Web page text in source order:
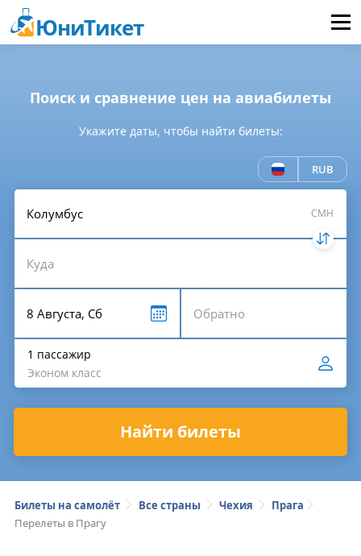
ЮниТикет Меню
Поиск и сравнение цен на авиабилеты
Укажите даты, чтобы найти билеты:
RUB
CMH
1 пассажир
Эконом класс
Найти билеты
Билеты на самолёт Все страны Чехия
Прага
Перелеты в Прагу